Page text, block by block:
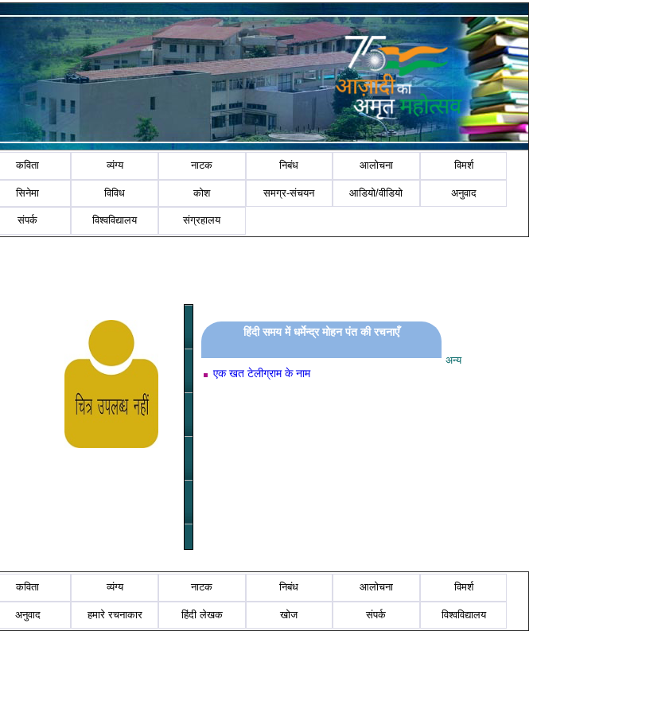
कविता व्यंग्य नाटक निबंध आलोचना विमर्श
सिनेमा विविध कोश समग्र-संचयन आडियो/वीडियो अनुवाद
संपर्क विश्वविद्यालय संग्रहालय
हिंदी समय में धर्मेन्द्र मोहन पंत की रचनाएँ
अन्य
एक खत टेलीग्राम के नाम
कविता व्यंग्य नाटक निबंध आलोचना विमर्श
अनुवाद हमारे रचनाकार हिंदी लेखक खोज संपर्क विश्वविद्यालय